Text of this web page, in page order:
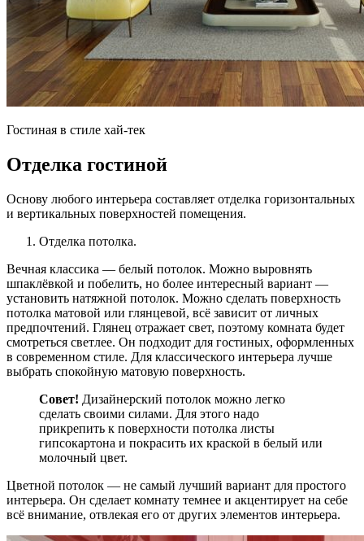
Гостиная в стиле хай-тек
Отделка гостиной
Основу любого интерьера составляет отделка горизонтальных
и вертикальных поверхностей помещения.
Отделка потолка.
Вечная классика — белый потолок. Можно выровнять
шпаклёвкой и побелить, но более интересный вариант —
установить натяжной потолок. Можно сделать поверхность
потолка матовой или глянцевой, всё зависит от личных
предпочтений. Глянец отражает свет, поэтому комната будет
смотреться светлее. Он подходит для гостиных, оформленных
в современном стиле. Для классического интерьера лучше
выбрать спокойную матовую поверхность.
Совет! Дизайнерский потолок можно легко
сделать своими силами. Для этого надо
прикрепить к поверхности потолка листы
гипсокартона и покрасить их краской в белый или
молочный цвет.
Цветной потолок — не самый лучший вариант для простого
интерьера. Он сделает комнату темнее и акцентирует на себе
всё внимание, отвлекая его от других элементов интерьера.